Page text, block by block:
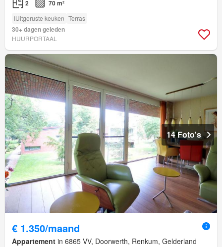
2 70 m²
IUitgeruste keuken Terras
30+ dagen geleden
HUURPORTAAL
14 Foto's
€ 1.350/maand
Appartement in 6865 VV, Doorwerth, Renkum, Gelderland